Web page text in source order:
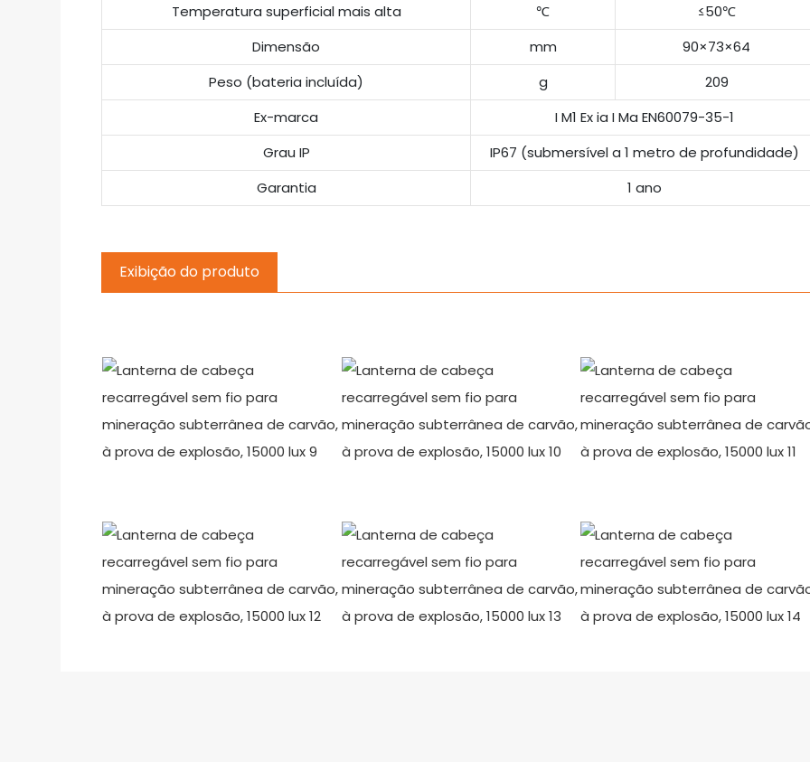
Temperatura superficial mais alta
℃
≤50℃
Dimensão
mm
90×73×64
Peso (bateria incluída)
g
209
Ex-marca
I M1 Ex ia I Ma EN60079-35-1
Grau IP
IP67 (submersível a 1 metro de profundidade)
Garantia
1 ano
Exibição do produto